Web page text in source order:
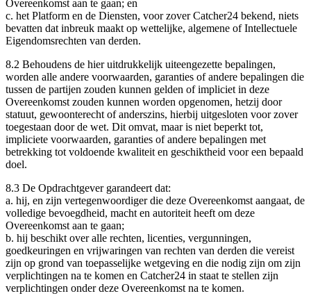
Overeenkomst aan te gaan; en
c. het Platform en de Diensten, voor zover Catcher24 bekend, niets
bevatten dat inbreuk maakt op wettelijke, algemene of Intellectuele
Eigendomsrechten van derden.
8.2 Behoudens de hier uitdrukkelijk uiteengezette bepalingen,
worden alle andere voorwaarden, garanties of andere bepalingen die
tussen de partijen zouden kunnen gelden of impliciet in deze
Overeenkomst zouden kunnen worden opgenomen, hetzij door
statuut, gewoonterecht of anderszins, hierbij uitgesloten voor zover
toegestaan door de wet. Dit omvat, maar is niet beperkt tot,
impliciete voorwaarden, garanties of andere bepalingen met
betrekking tot voldoende kwaliteit en geschiktheid voor een bepaald
doel.
8.3 De Opdrachtgever garandeert dat:
a. hij, en zijn vertegenwoordiger die deze Overeenkomst aangaat, de
volledige bevoegdheid, macht en autoriteit heeft om deze
Overeenkomst aan te gaan;
b. hij beschikt over alle rechten, licenties, vergunningen,
goedkeuringen en vrijwaringen van rechten van derden die vereist
zijn op grond van toepasselijke wetgeving en die nodig zijn om zijn
verplichtingen na te komen en Catcher24 in staat te stellen zijn
verplichtingen onder deze Overeenkomst na te komen.